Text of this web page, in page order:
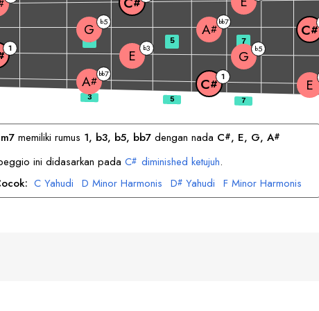
A#
bb7
C# 1 E
1 E b3 G b5
G b5 A#
bb7 C#
3 5 7
memiliki rumus 1, b3, b5, bb7dengan nada C#, E, G, A#
ini didasarkan padaC# diminished ketujuh.
C Yahudi D Minor Harmonis D# Yahudi F Minor Harmonis
G# Minor Harmonis A Yahudi B Minor Harmonis